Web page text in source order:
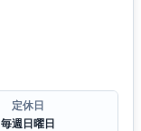
定休日
毎週日曜日